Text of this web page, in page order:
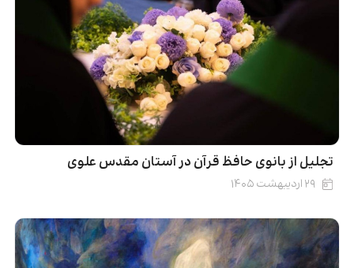
تجلیل از بانوی حافظ قرآن در آستان مقدس علوی
۲۹ اردیبهشت ۱۴۰۵